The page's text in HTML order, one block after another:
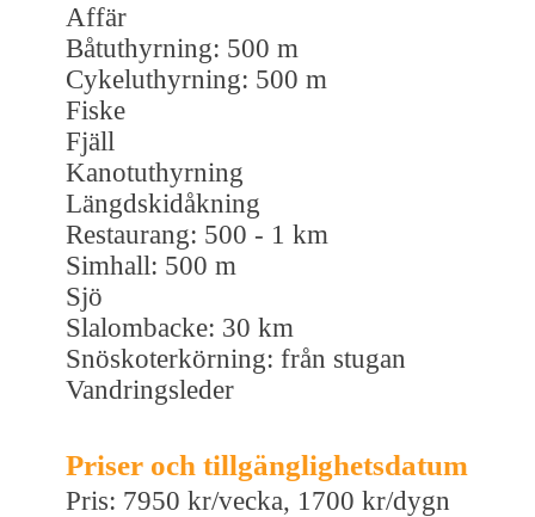
Affär
Båtuthyrning: 500 m
Cykeluthyrning: 500 m
Fiske
Fjäll
Kanotuthyrning
Längdskidåkning
Restaurang: 500 - 1 km
Simhall: 500 m
Sjö
Slalombacke: 30 km
Snöskoterkörning: från stugan
Vandringsleder
Priser och tillgänglighetsdatum
Pris: 7950 kr/vecka, 1700 kr/dygn